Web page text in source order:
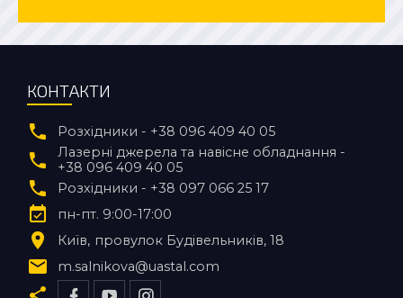
КОНТАКТИ
Розхідники - +38 096 409 40 05
Лазерні джерела та навісне обладнання -
+38 096 409 40 05
Розхідники - +38 097 066 25 17
пн-пт. 9:00-17:00
Київ
провулок Будівельників, 18
m.salnikova@uastal.com